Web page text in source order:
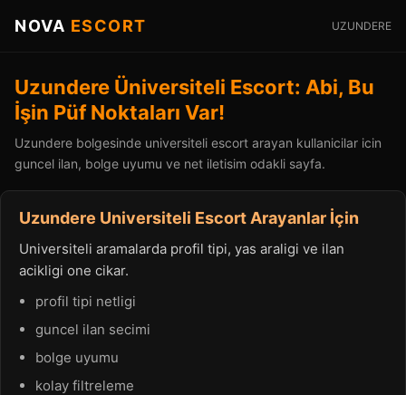
NOVA ESCORT UZUNDERE
Uzundere Üniversiteli Escort: Abi, Bu
İşin Püf Noktaları Var!
Uzundere bolgesinde universiteli escort arayan kullanicilar icin
guncel ilan, bolge uyumu ve net iletisim odakli sayfa.
Uzundere Universiteli Escort Arayanlar İçin
Universiteli aramalarda profil tipi, yas araligi ve ilan
acikligi one cikar.
profil tipi netligi
guncel ilan secimi
bolge uyumu
kolay filtreleme